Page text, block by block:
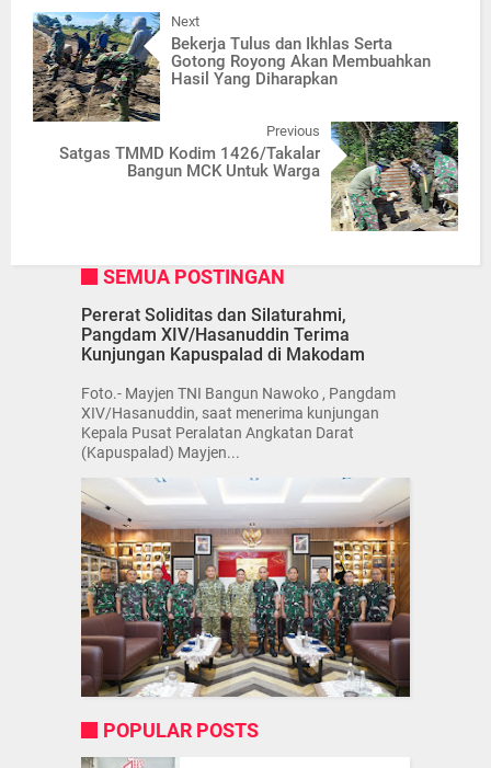
Next
Bekerja Tulus dan Ikhlas Serta
Gotong Royong Akan Membuahkan
Hasil Yang Diharapkan
Previous
Satgas TMMD Kodim 1426/Takalar
Bangun MCK Untuk Warga
SEMUA POSTINGAN
Pererat Soliditas dan Silaturahmi,
Pangdam XIV/Hasanuddin Terima
Kunjungan Kapuspalad di Makodam
Foto.- Mayjen TNI Bangun Nawoko , Pangdam
XIV/Hasanuddin, saat menerima kunjungan
Kepala Pusat Peralatan Angkatan Darat
(Kapuspalad) Mayjen...
POPULAR POSTS